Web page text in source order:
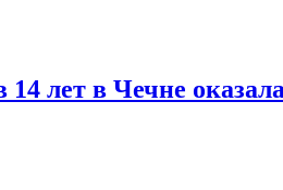
лет в Чечне